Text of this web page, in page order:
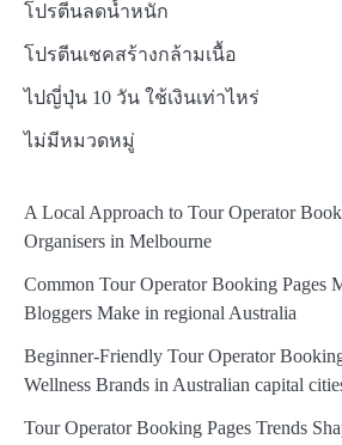
โปรตีนลดน้ำหนัก
โปรตีนเชคสร้างกล้ามเนื้อ
ไปญี่ปุ่น 10 วัน ใช้เงินเท่าไหร่
ไม่มีหมวดหมู่
A Local Approach to Tour Operator
Organisers in Melbourne
Common Tour Operator Booking Pages
Bloggers Make in regional Australia
Beginner-Friendly Tour Operator
Wellness Brands in Australian capital
Tour Operator Booking Pages Trends